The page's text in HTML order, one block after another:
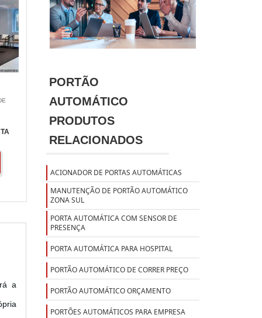
a
PORTÃO
AUTOMÁTICO
PRODUTOS
RELACIONADOS
ACIONADOR DE PORTAS AUTOMÁTICAS
MANUTENÇÃO DE PORTÃO AUTOMÁTICO
ZONA SUL
PORTA AUTOMÁTICA COM SENSOR DE
PRESENÇA
PORTA AUTOMÁTICA PARA HOSPITAL
PORTÃO AUTOMÁTICO DE CORRER PREÇO
PORTÃO AUTOMÁTICO ORÇAMENTO
PORTÕES AUTOMÁTICOS PARA EMPRESA